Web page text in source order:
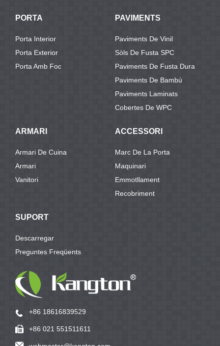
PORTA
Porta Interior
Porta Exterior
Porta Amb Foc
PAVIMENTS
Paviments De Vinil
Sòls De Fusta SPC
Paviments De Fusta Dura
Paviments De Bambú
Paviments Laminats
Cobertes De WPC
ARMARI
Armari De Cuina
Armari
Vanitori
ACCESSORI
Marc De La Porta
Maquinari
Emmotllament
Recobriment
SUPORT
Descarregar
Preguntes Freqüents
+86 18616839529
+86 021 551511611